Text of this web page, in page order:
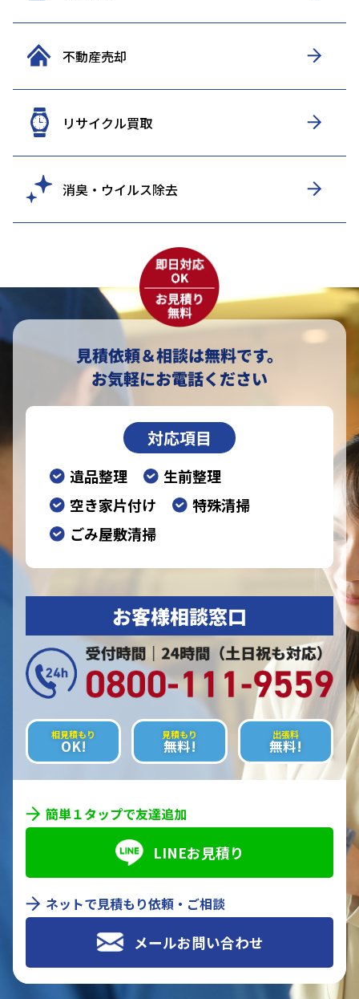
不動産売却
リサイクル買取
消臭・ウイルス除去
見積依頼＆相談は無料です。
お気軽にお電話ください
対応項目
遺品整理
生前整理
空き家片付け
特殊清掃
ごみ屋敷清掃
お客様相談窓口
相見積もり
OK!
見積もり
無料!
出張料
無料!
簡単１タップで友達追加
LINEお見積り
ネットで見積もり依頼・ご相談
メールお問い合わせ